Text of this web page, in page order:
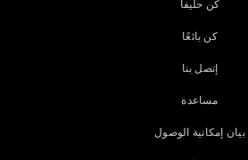
كن حليفا
كن بائعًا
إتصل بنا
مساعدة
بيان إمكانية الوصول